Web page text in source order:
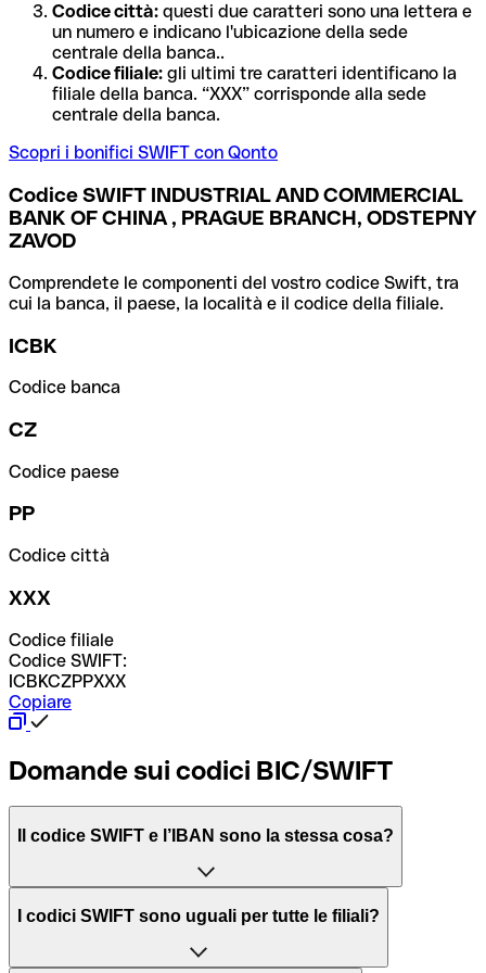
Codice città: questi due caratteri sono una lettera e
un numero e indicano l'ubicazione della sede
centrale della banca..
Codice filiale: gli ultimi tre caratteri identificano la
filiale della banca. “XXX” corrisponde alla sede
centrale della banca.
Scopri i bonifici SWIFT con Qonto
Codice SWIFT INDUSTRIAL AND COMMERCIAL
BANK OF CHINA , PRAGUE BRANCH, ODSTEPNY
ZAVOD
Comprendete le componenti del vostro codice Swift, tra
cui la banca, il paese, la località e il codice della filiale.
ICBK
Codice banca
CZ
Codice paese
PP
Codice città
XXX
Codice filiale
Codice SWIFT:
ICBKCZPPXXX
Copiare
Domande sui codici BIC/SWIFT
Il codice SWIFT e l’IBAN sono la stessa cosa?
L'acronimo SWIFT sta per “Society for Worldwide
per l’elaborazione dei pagamenti tra diversi Paesi.
I codici SWIFT sono uguali per tutte le filiali?